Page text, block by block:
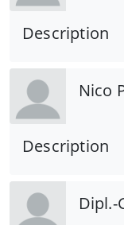
Description
Nico
Description
Dipl.-